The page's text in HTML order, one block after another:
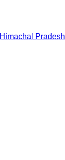
Himachal Pradesh